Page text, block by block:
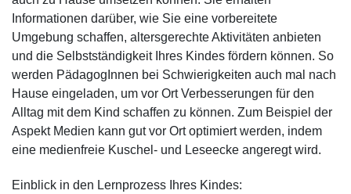
Informationen darüber, wie Sie eine vorbereitete
Umgebung schaffen, altersgerechte Aktivitäten anbieten
und die Selbstständigkeit Ihres Kindes fördern können. So
werden PädagogInnen bei Schwierigkeiten auch mal nach
Hause eingeladen, um vor Ort Verbesserungen für den
Alltag mit dem Kind schaffen zu können. Zum Beispiel der
Aspekt Medien kann gut vor Ort optimiert werden, indem
eine medienfreie Kuschel- und Leseecke angeregt wird.
Einblick in den Lernprozess Ihres Kindes: